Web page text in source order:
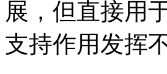
展，但直接用
支持作用发挥